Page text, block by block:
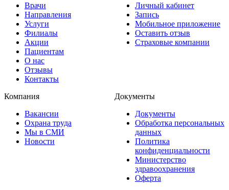
Врачи
Направления
Услуги
Филиалы
Акции
Пациентам
О нас
Отзывы
Контакты
Личный кабинет
Запись
Мобильное приложение
Оставить отзыв
Страховые компании
Компания
Вакансии
Охрана труда
Мы в СМИ
Новости
Документы
Документы
Обработка персональных
данных
Политика
конфиденциальности
Министерство
здравоохранения
Оферта